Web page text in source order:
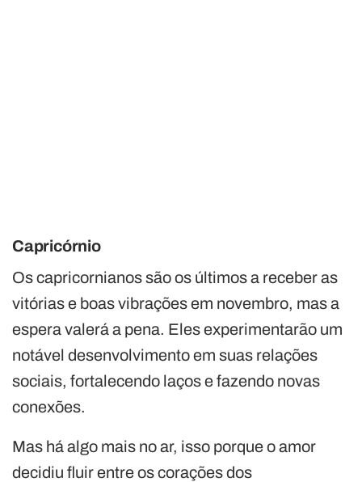
Capricórnio
Os capricornianos são os últimos a receber as
vitórias e boas vibrações em novembro, mas a
espera valerá a pena. Eles experimentarão um
notável desenvolvimento em suas relações
sociais, fortalecendo laços e fazendo novas
conexões.
Mas há algo mais no ar, isso porque o amor
decidiu fluir entre os corações dos